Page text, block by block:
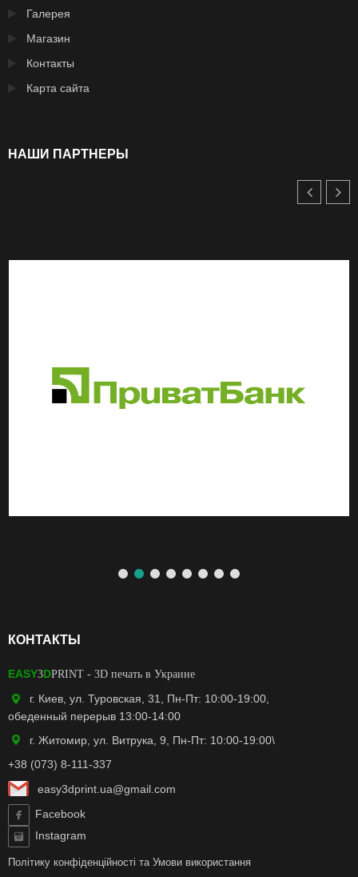
Галерея
Магазин
Контакты
Карта сайта
НАШИ ПАРТНЕРЫ
КОНТАКТЫ
EASY3DPRINT - 3D печать в Украине
г. Киев, ул. Туровская, 31, Пн-Пт: 10:00-19:00,
обеденный перерыв 13:00-14:00
г. Житомир, ул. Витрука, 9, Пн-Пт: 10:00-19:00\
+38 (073) 8-111-337
easy3dprint.ua@gmail.com
Facebook
Instagram
Політику конфіденційності та Умови використання